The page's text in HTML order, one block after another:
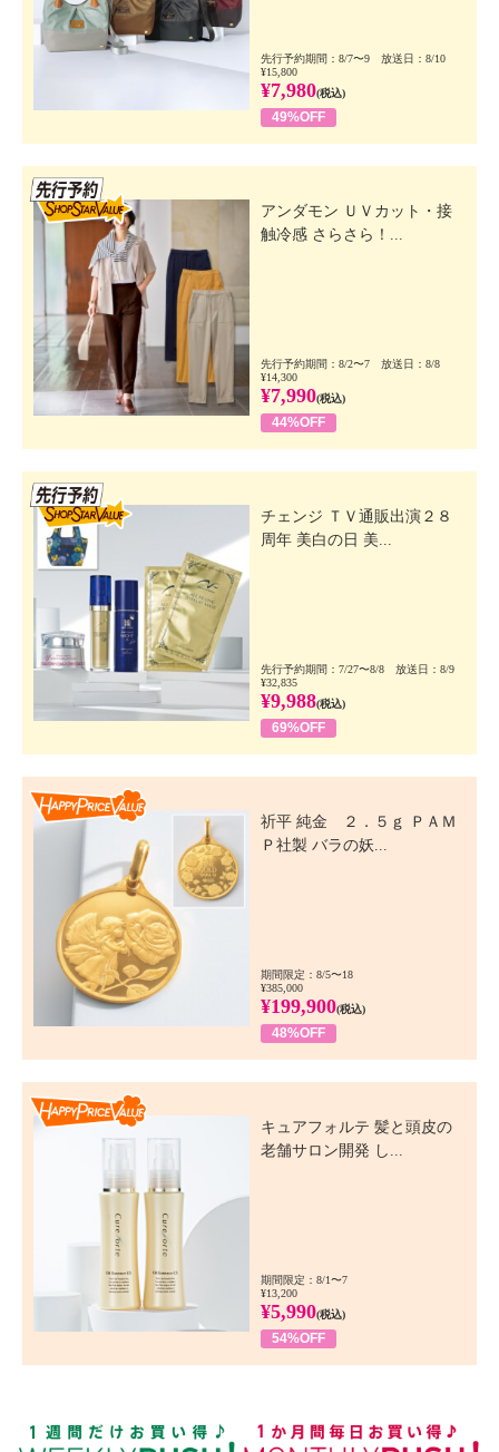
先行予約期間：8/7〜9 放送日：8/10
¥15,800
¥7,980(税込)
49%OFF
アンダモン ＵＶカット・接
触冷感 さらさら！...
先行予約期間：8/2〜7 放送日：8/8
¥14,300
¥7,990(税込)
44%OFF
チェンジ ＴＶ通販出演２８
周年 美白の日 美...
先行予約期間：7/27〜8/8 放送日：8/9
¥32,835
¥9,988(税込)
69%OFF
祈平 純金 ２．５ｇ ＰＡＭ
Ｐ社製 バラの妖...
期間限定：8/5〜18
¥385,000
¥199,900(税込)
48%OFF
キュアフォルテ 髪と頭皮の
老舗サロン開発 し...
期間限定：8/1〜7
¥13,200
¥5,990(税込)
54%OFF